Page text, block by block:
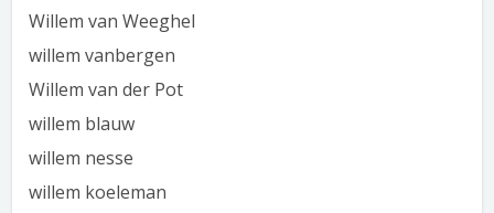
Willem van Weeghel
willem vanbergen
Willem van der Pot
willem blauw
willem nesse
willem koeleman